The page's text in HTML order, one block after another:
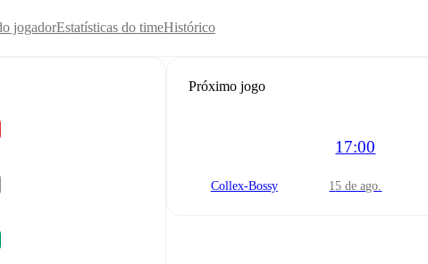
jogadorEstatísticas do timeHistórico
Próximo jogo
Collex-Bossy
17:00
15 de ago.